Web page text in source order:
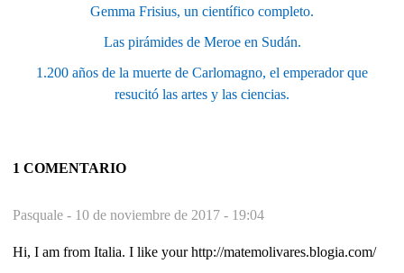
Gemma Frisius, un científico completo.
Las pirámides de Meroe en Sudán.
1.200 años de la muerte de Carlomagno, el emperador que
resucitó las artes y las ciencias.
1 COMENTARIO
Pasquale - 10 de noviembre de 2017 - 19:04
Hi, I am from Italia. I like your http://matemolivares.blogia.com/